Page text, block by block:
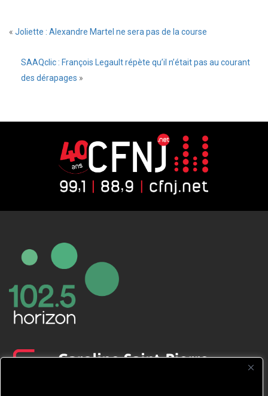
« Joliette : Alexandre Martel ne sera pas de la course
SAAQclic : François Legault répète qu’il n’était pas au courant
des dérapages »